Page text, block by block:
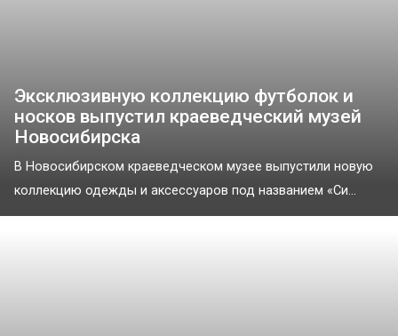
Эксклюзивную коллекцию футболок и
носков выпустил краеведческий музей
Новосибирска
В Новосибирском краеведческом музее выпустили новую
коллекцию одежды и аксессуаров под названием «Си...